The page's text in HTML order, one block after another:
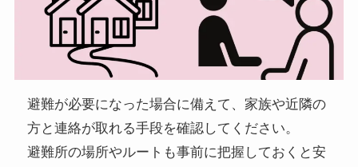
避難が必要になった場合に備えて、家族や近隣の
方と連絡が取れる手段を確認してください。
避難所の場所やルートも事前に把握しておくと安